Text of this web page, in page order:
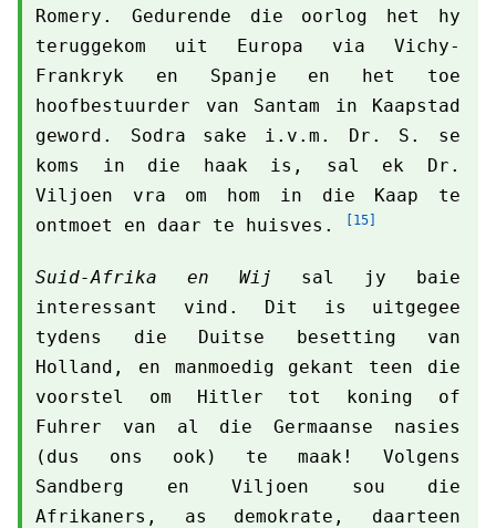
Romery. Gedurende die oorlog het hy
teruggekom uit Europa via Vichy-
Frankryk en Spanje en het toe
hoofbestuurder van Santam in Kaapstad
geword. Sodra sake i.v.m. Dr. S. se
koms in die haak is, sal ek Dr.
Viljoen vra om hom in die Kaap te
ontmoet en daar te huisves.
[15]
Suid-Afrika en Wij sal jy baie
interessant vind. Dit is uitgegee
tydens die Duitse besetting van
Holland, en manmoedig gekant teen die
voorstel om Hitler tot koning of
Fuhrer van al die Germaanse nasies
(dus ons ook) te maak! Volgens
Sandberg en Viljoen sou die
Afrikaners, as demokrate, daarteen